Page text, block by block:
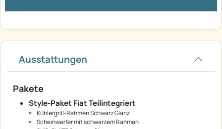
Ausstattungen
Pakete
Style-Paket Fiat Teilintegriert
Kühlergrill-Rahmen Schwarz Glanz
Scheinwerfer mit schwarzem Rahmen